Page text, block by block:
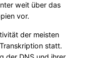
weit über das
vor.
der meisten
statt.